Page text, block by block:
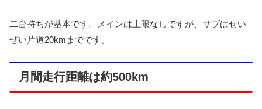
二台持ちが基本です。メインは上限なしですが、サブはせい
ぜい片道20kmまでです。
月間走行距離は約500km